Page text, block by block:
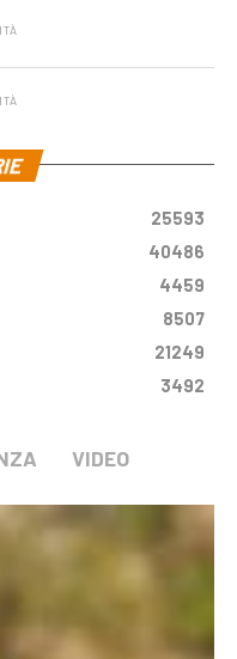
25593
40486
4459
8507
21249
3492
VIDEO